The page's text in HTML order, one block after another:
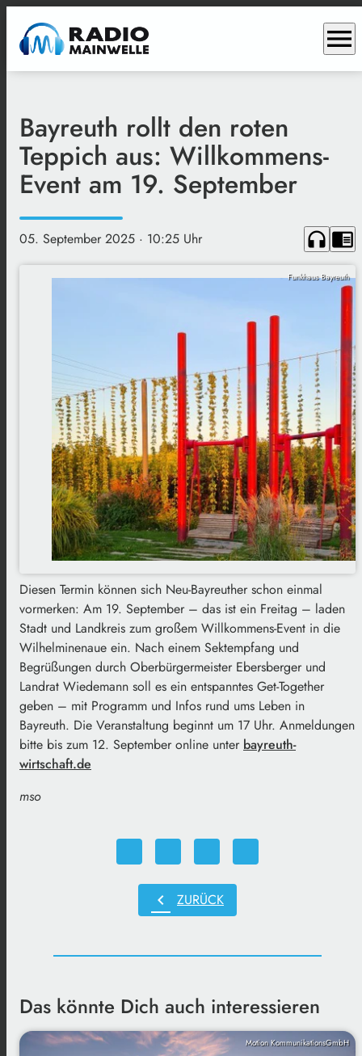
menu
Bayreuth rollt den roten
Teppich aus: Willkommens-
Event am 19. September
05. September 2025 · 10:25 Uhr headphones chrome_reader_mode
Funkhaus Bayreuth
Diesen Termin können sich Neu-Bayreuther schon einmal
vormerken: Am 19. September – das ist ein Freitag – laden
Stadt und Landkreis zum großem Willkommens-Event in die
Wilhelminenaue ein. Nach einem Sektempfang und
Begrüßungen durch Oberbürgermeister Ebersberger und
Landrat Wiedemann soll es ein entspanntes Get-Together
geben – mit Programm und Infos rund ums Leben in
Bayreuth. Die Veranstaltung beginnt um 17 Uhr. Anmeldungen
bitte bis zum 12. September online unter bayreuth-
wirtschaft.de
mso
chevron_left ZURÜCK
Das könnte Dich auch interessieren
Motion KommunikationsGmbH